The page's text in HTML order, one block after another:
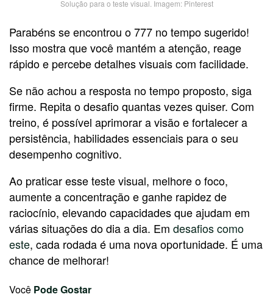
Solução para o teste visual. Imagem: Pinterest
Parabéns se encontrou o 777 no tempo sugerido!
Isso mostra que você mantém a atenção, reage
rápido e percebe detalhes visuais com facilidade.
Se não achou a resposta no tempo proposto, siga
firme. Repita o desafio quantas vezes quiser. Com
treino, é possível aprimorar a visão e fortalecer a
persistência, habilidades essenciais para o seu
desempenho cognitivo.
Ao praticar esse teste visual, melhore o foco,
aumente a concentração e ganhe rapidez de
raciocínio, elevando capacidades que ajudam em
várias situações do dia a dia. Em desafios como
este, cada rodada é uma nova oportunidade. É uma
chance de melhorar!
Você Pode Gostar